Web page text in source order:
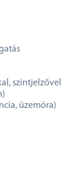
szintjelzővel
üzemóra)